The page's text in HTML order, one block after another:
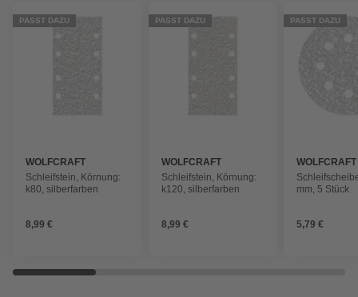
PASST DAZU
WOLFCRAFT
Schleifstein, Körnung:
k80, silberfarben
8,99 €
PASST DAZU
WOLFCRAFT
Schleifstein, Körnung:
k120, silberfarben
8,99 €
PASST DAZU
WOLFCRAFT
mm, 5 Stück
5,79 €